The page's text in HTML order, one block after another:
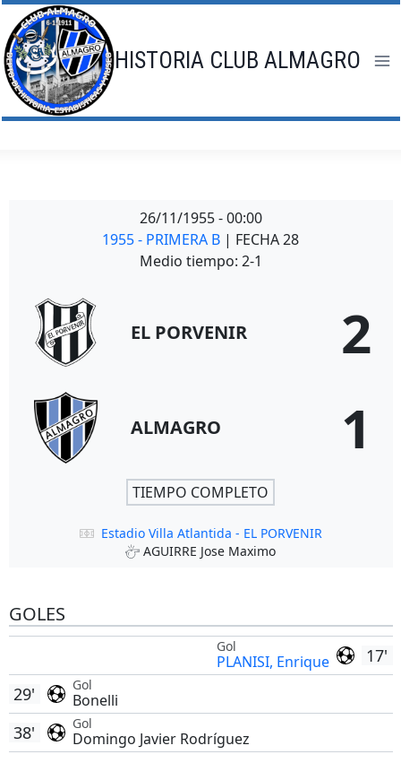
Saltar
al
contenido
HISTORIA CLUB ALMAGRO
26/11/1955 - 00:00
1955 - PRIMERA B | FECHA 28
Medio tiempo: 2-1
EL PORVENIR 2
ALMAGRO 1
TIEMPO COMPLETO
Estadio Villa Atlantida - EL PORVENIR
AGUIRRE Jose Maximo
GOLES
17'
Gol
PLANISI, Enrique
Gol
Bonelli
29'
Gol
Domingo Javier Rodríguez
38'